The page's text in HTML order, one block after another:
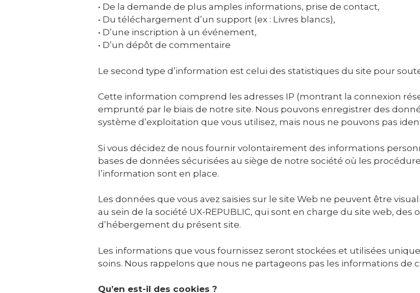
• De la demande de plus amples informations, prise de contact,
• Du téléchargement d’un support (ex : Livres blancs),
• D’une inscription à un événement,
• D’un dépôt de commentaire
Le second type d’information est celui des statistiques du site pour
Cette information comprend les adresses IP (montrant la connexion
emprunté par le biais de notre site. Nous pouvons enregistrer des
système d’exploitation que vous utilisez, mais nous ne pouvons pas
Si vous décidez de nous fournir volontairement des informations
bases de données sécurisées au siège de notre société où les
l’information sont en place.
Les données que vous avez saisies sur le site Web ne peuvent être
au sein de la société UX-REPUBLIC, qui sont en charge du site web, des
d’hébergement du présent site.
Les informations que vous fournissez seront stockées et utilisées
soins. Nous rappelons que nous ne partageons pas les informations de
Qu’en est-il des cookies ?